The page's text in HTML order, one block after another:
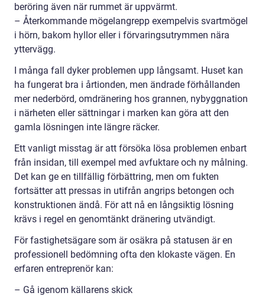
beröring även när rummet är uppvärmt.
– Återkommande mögelangrepp exempelvis svartmögel
i hörn, bakom hyllor eller i förvaringsutrymmen nära
yttervägg.
I många fall dyker problemen upp långsamt. Huset kan
ha fungerat bra i årtionden, men ändrade förhållanden
mer nederbörd, omdränering hos grannen, nybyggnation
i närheten eller sättningar i marken kan göra att den
gamla lösningen inte längre räcker.
Ett vanligt misstag är att försöka lösa problemen enbart
från insidan, till exempel med avfuktare och ny målning.
Det kan ge en tillfällig förbättring, men om fukten
fortsätter att pressas in utifrån angrips betongen och
konstruktionen ändå. För att nå en långsiktig lösning
krävs i regel en genomtänkt dränering utvändigt.
För fastighetsägare som är osäkra på statusen är en
professionell bedömning ofta den klokaste vägen. En
erfaren entreprenör kan:
– Gå igenom källarens skick